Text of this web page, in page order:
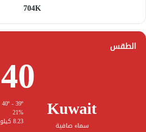
704K
الطقس
Kuwait
سماء صافية
40
21%
8.23 كيلومتر/ساعة